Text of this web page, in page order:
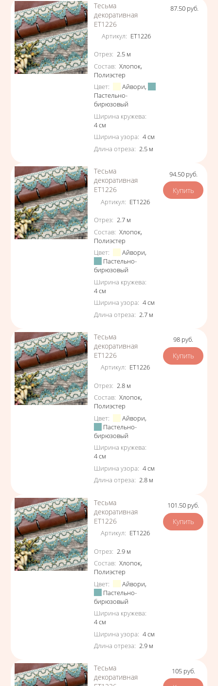
Тесьма
декоративная
ЕТ1226
Артикул: ЕТ1226
Характеристики
Отрез: 2.5 м
Состав: Хлопок,
Полиэстер
Цвет: Айвори,
Пастельно-
бирюзовый
Ширина кружева:
4см
Ширина узора: 4см
Длина отреза: 2.5 м
Цена
87.50 руб.
Тесьма
декоративная
ЕТ1226
Артикул: ЕТ1226
Характеристики
Отрез: 2.7 м
Состав: Хлопок,
Полиэстер
Цвет: Айвори,
Пастельно-
бирюзовый
Ширина кружева:
4см
Ширина узора: 4см
Длина отреза: 2.7 м
Цена
94.50 руб.
Тесьма
декоративная
ЕТ1226
Артикул: ЕТ1226
Характеристики
Отрез: 2.8 м
Состав: Хлопок,
Полиэстер
Цвет: Айвори,
Пастельно-
бирюзовый
Ширина кружева:
4см
Ширина узора: 4см
Длина отреза: 2.8 м
Цена
98 руб.
Тесьма
декоративная
ЕТ1226
Артикул: ЕТ1226
Характеристики
Отрез: 2.9 м
Состав: Хлопок,
Полиэстер
Цвет: Айвори,
Пастельно-
бирюзовый
Ширина кружева:
4см
Ширина узора: 4см
Длина отреза: 2.9 м
Цена
101.50 руб.
Тесьма
декоративная
Цена
105 руб.